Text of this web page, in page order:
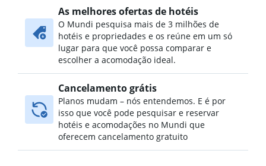
As melhores ofertas de hotéis
O Mundi pesquisa mais de 3 milhões de
hotéis e propriedades e os reúne em um só
lugar para que você possa comparar e
escolher a acomodação ideal.
Cancelamento grátis
Planos mudam – nós entendemos. E é por
isso que você pode pesquisar e reservar
hotéis e acomodações no Mundi que
oferecem cancelamento gratuito